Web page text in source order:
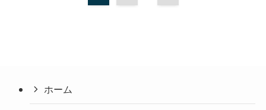
ホーム